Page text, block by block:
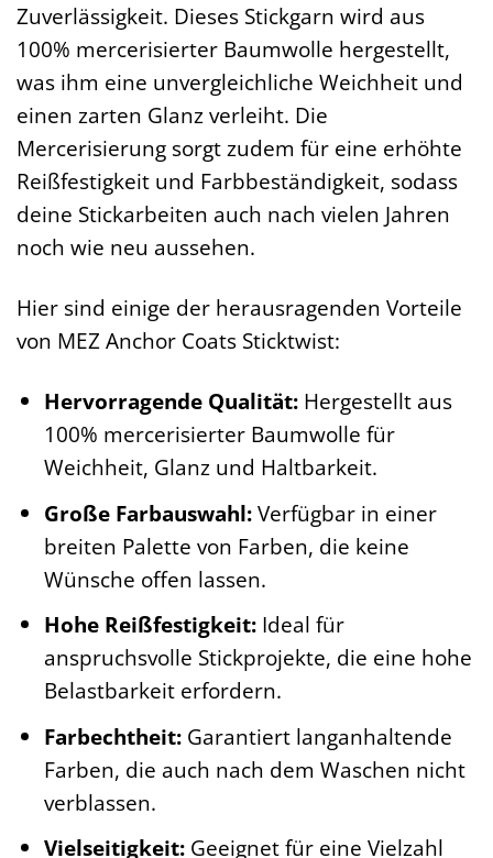
Zuverlässigkeit. Dieses Stickgarn wird aus
100% mercerisierter Baumwolle hergestellt,
was ihm eine unvergleichliche Weichheit und
einen zarten Glanz verleiht. Die
Mercerisierung sorgt zudem für eine erhöhte
Reißfestigkeit und Farbbeständigkeit, sodass
deine Stickarbeiten auch nach vielen Jahren
noch wie neu aussehen.
Hier sind einige der herausragenden Vorteile
von MEZ Anchor Coats Sticktwist:
Hervorragende Qualität:Hergestellt aus
100% mercerisierter Baumwolle für
Weichheit, Glanz und Haltbarkeit.
Große Farbauswahl:Verfügbar in einer
breiten Palette von Farben, die keine
Wünsche offen lassen.
Hohe Reißfestigkeit:Ideal für
anspruchsvolle Stickprojekte, die eine hohe
Belastbarkeit erfordern.
Farbechtheit:Garantiert langanhaltende
Farben, die auch nach dem Waschen nicht
verblassen.
Vielseitigkeit:Geeignet für eine Vielzahl